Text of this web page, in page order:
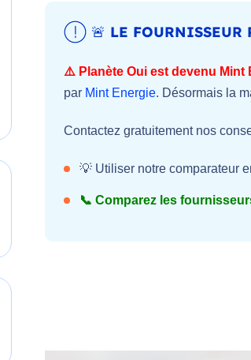
🚨 LE
⚠️ Planète Oui est devenu Mint
par Mint Energie. Désormais la
Contactez gratuitement nos
💡 Utiliser notre comparateur
📞 Comparez les